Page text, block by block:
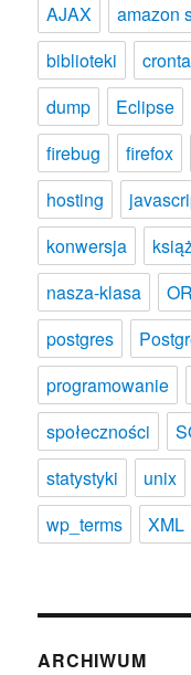
AJAX amazon
biblioteki
dump
Eclipse
firebug
firefox
hosting
konwersja
nasza-klasa
postgres
programowanie
społeczności
statystyki
unix
wp_terms
XML
ARCHIWUM